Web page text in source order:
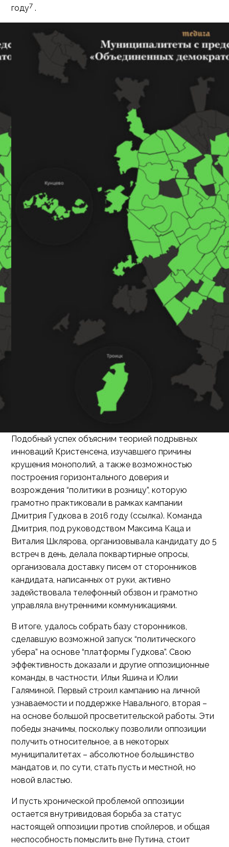
году7 .
Подобный успех объясним теорией подрывных
инноваций Кристенсена, изучавшего причины
крушения монополий, а также возможностью
построения горизонтального доверия и
возрождения “политики в розницу”, которую
грамотно практиковали в рамках кампании
Дмитрия Гудкова в 2016 году (ссылка). Команда
Дмитрия, под руководством Максима Каца и
Виталия Шклярова, организовывала кандидату до 5
встреч в день, делала поквартирные опросы,
организовала доставку писем от сторонников
кандидата, написанных от руки, активно
задействовала телефонный обзвон и грамотно
управляла внутренними коммуникациями.
В итоге, удалось собрать базу сторонников,
сделавшую возможной запуск “политического
убера” на основе “платформы Гудкова”. Свою
эффективность доказали и другие оппозиционные
команды, в частности, Ильи Яшина и Юлии
Галяминой. Первый строил кампанию на личной
узнаваемости и поддержке Навального, вторая –
на основе большой просветительской работы. Эти
победы значимы, поскольку позволили оппозиции
получить относительное, а в некоторых
муниципалитетах – абсолютное большинство
мандатов и, по сути, стать пусть и местной, но
новой властью.
И пусть хронической проблемой оппозиции
остается внутривидовая борьба за статус
настоящей оппозиции против спойлеров, и общая
неспособность помыслить вне Путина, стоит